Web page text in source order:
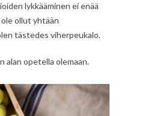
lykkääminen ei enää
ollut yhtään
tästedes viherpeukalo.
alan opetella olemaan.